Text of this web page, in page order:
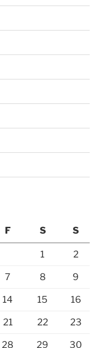
F S S
1 2
7 8 9
14 15 16
21 22 23
28 29 30